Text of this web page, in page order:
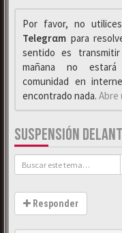
Por favor, no utilices
Telegrαm para
sentido es
mañana no estará
comunidad en
encontrado nada. Abre
SUSPENSIÓN
Responder